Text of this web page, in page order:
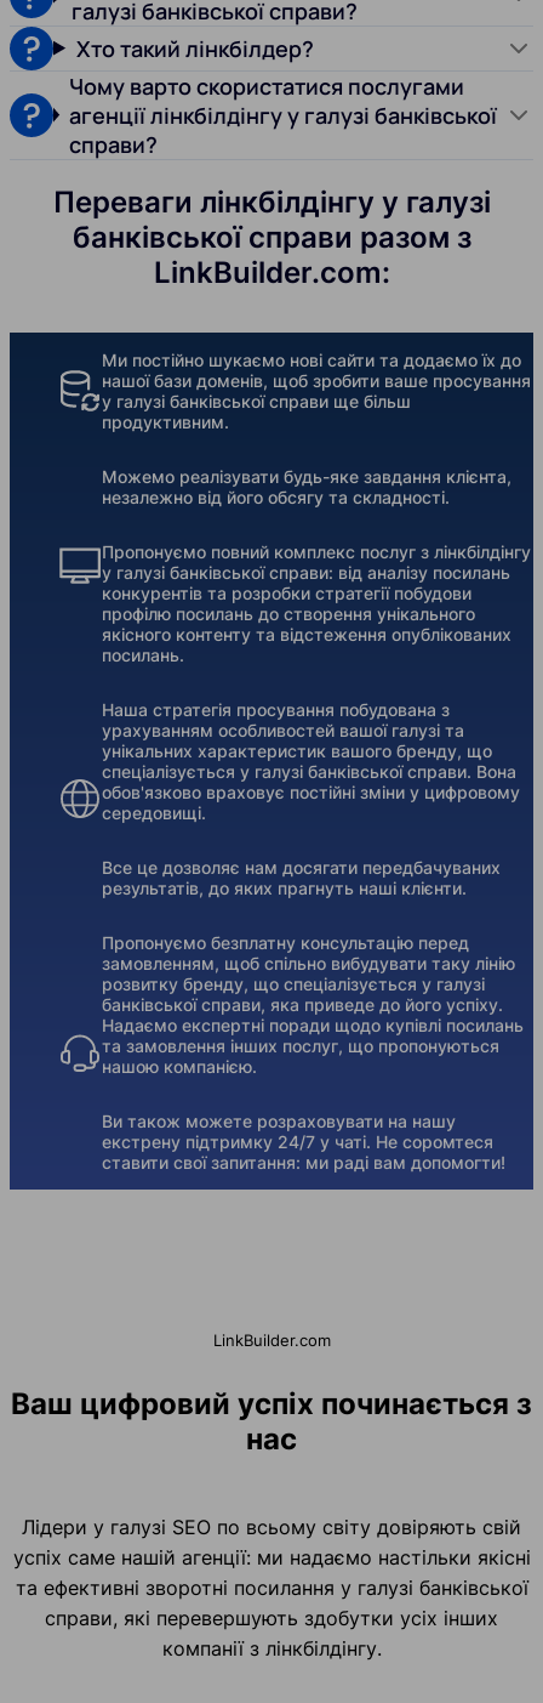
галузі банківської справи?
Хто такий лінкбілдер?
Чому варто скористатися послугами
агенції лінкбілдінгу у галузі банківської
справи?
Переваги лінкбілдінгу у галузі
банківської справи разом з
LinkBuilder.com:
Ми постійно шукаємо нові сайти та додаємо їх до
нашої бази доменів, щоб зробити ваше просування
у галузі банківської справи ще більш
продуктивним.
Можемо реалізувати будь-яке завдання клієнта,
незалежно від його обсягу та складності.
Пропонуємо повний комплекс послуг з лінкбілдінгу
у галузі банківської справи: від аналізу посилань
конкурентів та розробки стратегії побудови
профілю посилань до створення унікального
якісного контенту та відстеження опублікованих
посилань.
Наша стратегія просування побудована з
урахуванням особливостей вашої галузі та
унікальних характеристик вашого бренду, що
спеціалізується у галузі банківської справи. Вона
обов'язково враховує постійні зміни у цифровому
середовищі.
Все це дозволяє нам досягати передбачуваних
результатів, до яких прагнуть наші клієнти.
Пропонуємо безплатну консультацію перед
замовленням, щоб спільно вибудувати таку лінію
розвитку бренду, що спеціалізується у галузі
банківської справи, яка приведе до його успіху.
Надаємо експертні поради щодо купівлі посилань
та замовлення інших послуг, що пропонуються
нашою компанією.
Ви також можете розраховувати на нашу
екстрену підтримку 24/7 у чаті. Не соромтеся
ставити свої запитання: ми раді вам допомогти!
LinkBuilder.com
Ваш цифровий успіх починається з
нас
Лідери у галузі SEO по всьому світу довіряють свій
успіх саме нашій агенції: ми надаємо настільки якісні
та ефективні зворотні посилання у галузі банківської
справи, які перевершують здобутки усіх інших
компанії з лінкбілдінгу.